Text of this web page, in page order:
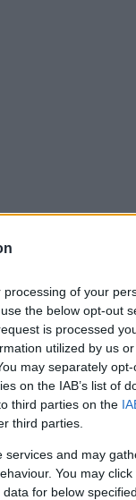
of your
the below opt-out
is processed
utilized by us
may separately
on the IAB’s list of
third parties on the
third parties.
services and may
You may
for below
Σύμφωνα
χωρίς ωστόσο
και θα
από την
μιας
νοσοκομείου,
επέμβασή της.